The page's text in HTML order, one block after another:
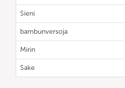
Sieni
bambunversoja
Mirin
Sake